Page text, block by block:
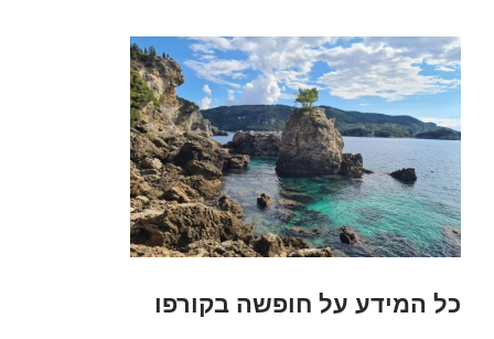
כל המידע על חופשה בקורפו